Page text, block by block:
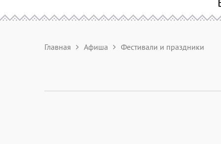
Главная Афиша Фестивали и праздники